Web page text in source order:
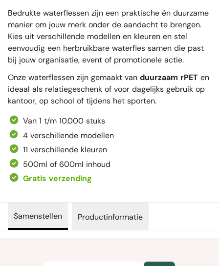
Bedrukte waterflessen zijn een praktische én duurzame
manier om jouw merk onder de aandacht te brengen.
Kies uit verschillende modellen en kleuren en stel
eenvoudig een herbruikbare waterfles samen die past
bij jouw organisatie, event of promotionele actie.
Onze waterflessen zijn gemaakt van duurzaam rPET en
ideaal als relatiegeschenk of voor dagelijks gebruik op
kantoor, op school of tijdens het sporten.
Van 1 t/m 10.000 stuks
4 verschillende modellen
11 verschillende kleuren
500ml of 600ml inhoud
Gratis verzending
Samenstellen Productinformatie